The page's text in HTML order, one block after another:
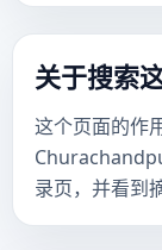
关于搜索
这个页面的作
录页，并看到